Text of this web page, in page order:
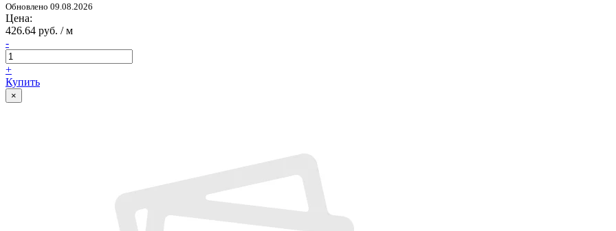
Обновлено 09.08.2026
Цена:
426.64 руб. / м
-
+
Купить
×